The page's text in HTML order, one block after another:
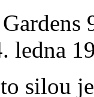
ledna
silou